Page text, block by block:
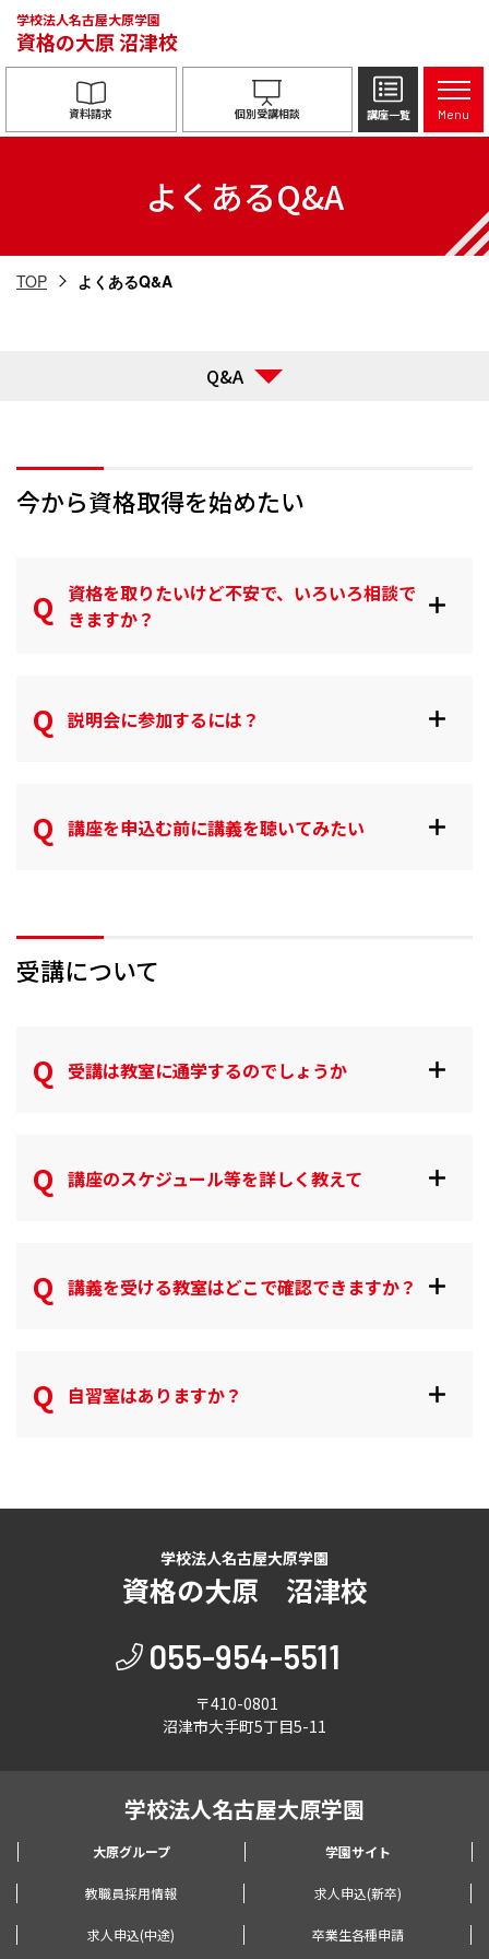
学校法人名古屋大原学園
資格の大原沼津校
資料請求 個別受講相談 講座一覧 Menu
よくあるQ&A
TOP よくあるQ&A
Q&A
今から資格取得を始めたい
資格を取りたいけど不安で、いろいろ相談で
きますか？
説明会に参加するには？
講座を申込む前に講義を聴いてみたい
受講について
受講は教室に通学するのでしょうか
講座のスケジュール等を詳しく教えて
講義を受ける教室はどこで確認できますか？
自習室はありますか？
学校法人名古屋大原学園
資格の大原 沼津校
055-954-5511
〒410-0801
沼津市大手町5丁目5-11
学校法人名古屋大原学園
大原グループ 学園サイト
教職員採用情報 求人申込(新卒)
求人申込(中途) 卒業生各種申請